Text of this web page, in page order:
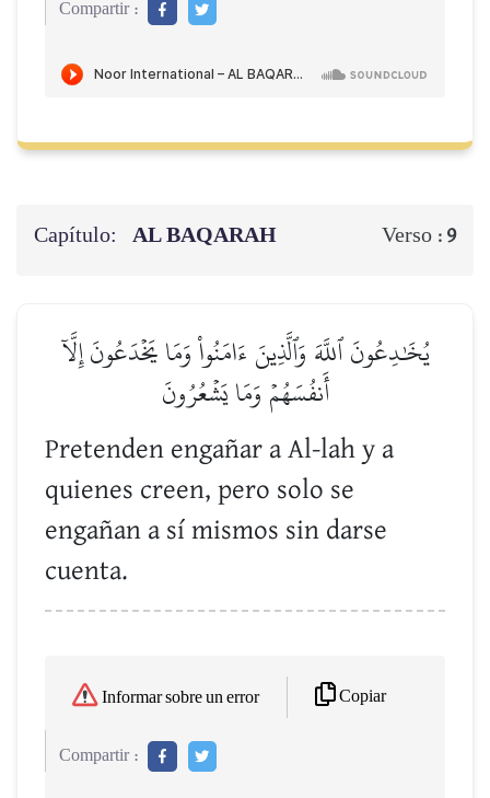
Compartir :
Capítulo: AL BAQARAH Verso : 9
يُخَٰدِعُونَ ٱللَّهَ وَٱلَّذِينَ ءَامَنُواْ وَمَا يَخۡدَعُونَ إِلَّآ
أَنفُسَهُمۡ وَمَا يَشۡعُرُونَ
Pretenden engañar a Al-lah y a
quienes creen, pero solo se
engañan a sí mismos sin darse
cuenta.
Informar sobre un error Copiar
Compartir :